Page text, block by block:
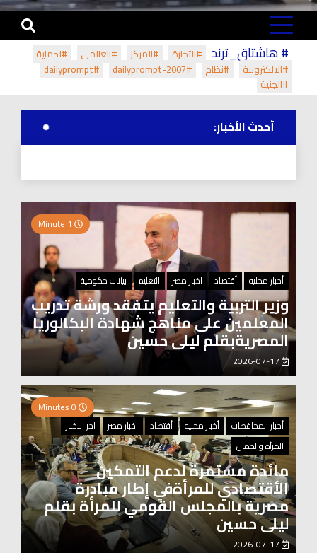
# هاشتاق_ترند #التجارة #المركز #العالمي
#لحماية
#الالكترونية
#نظام #dailyprompt-2007
#dailyprompt
#الجنية
أحدث الأخبار:
أخبار محليه أقتصاد اخبار مصر التعليم بيانات حكومية
وزير التربية والتعليم يتفقد ورشة تدريب
المعلمين على مناهج شهادة البكالوريا
المصريةبقلم ليلى حسين
أخبار المحافظات
أخبار محليه أقتصاد اخبار مصر
اخر الاخبار
المرأه والجمال
مائدة مستمرة لدعم التمكين
الأقتصادي للمرأةفي إطار مبادرة
مصرية بالمجلس القومي للمرأة بقلم
ليلى حسين
2026-07-17